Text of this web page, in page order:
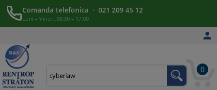
Comanda telefonica · 021 209 45 12
Luni – Vineri, 08:30 – 17:00

0